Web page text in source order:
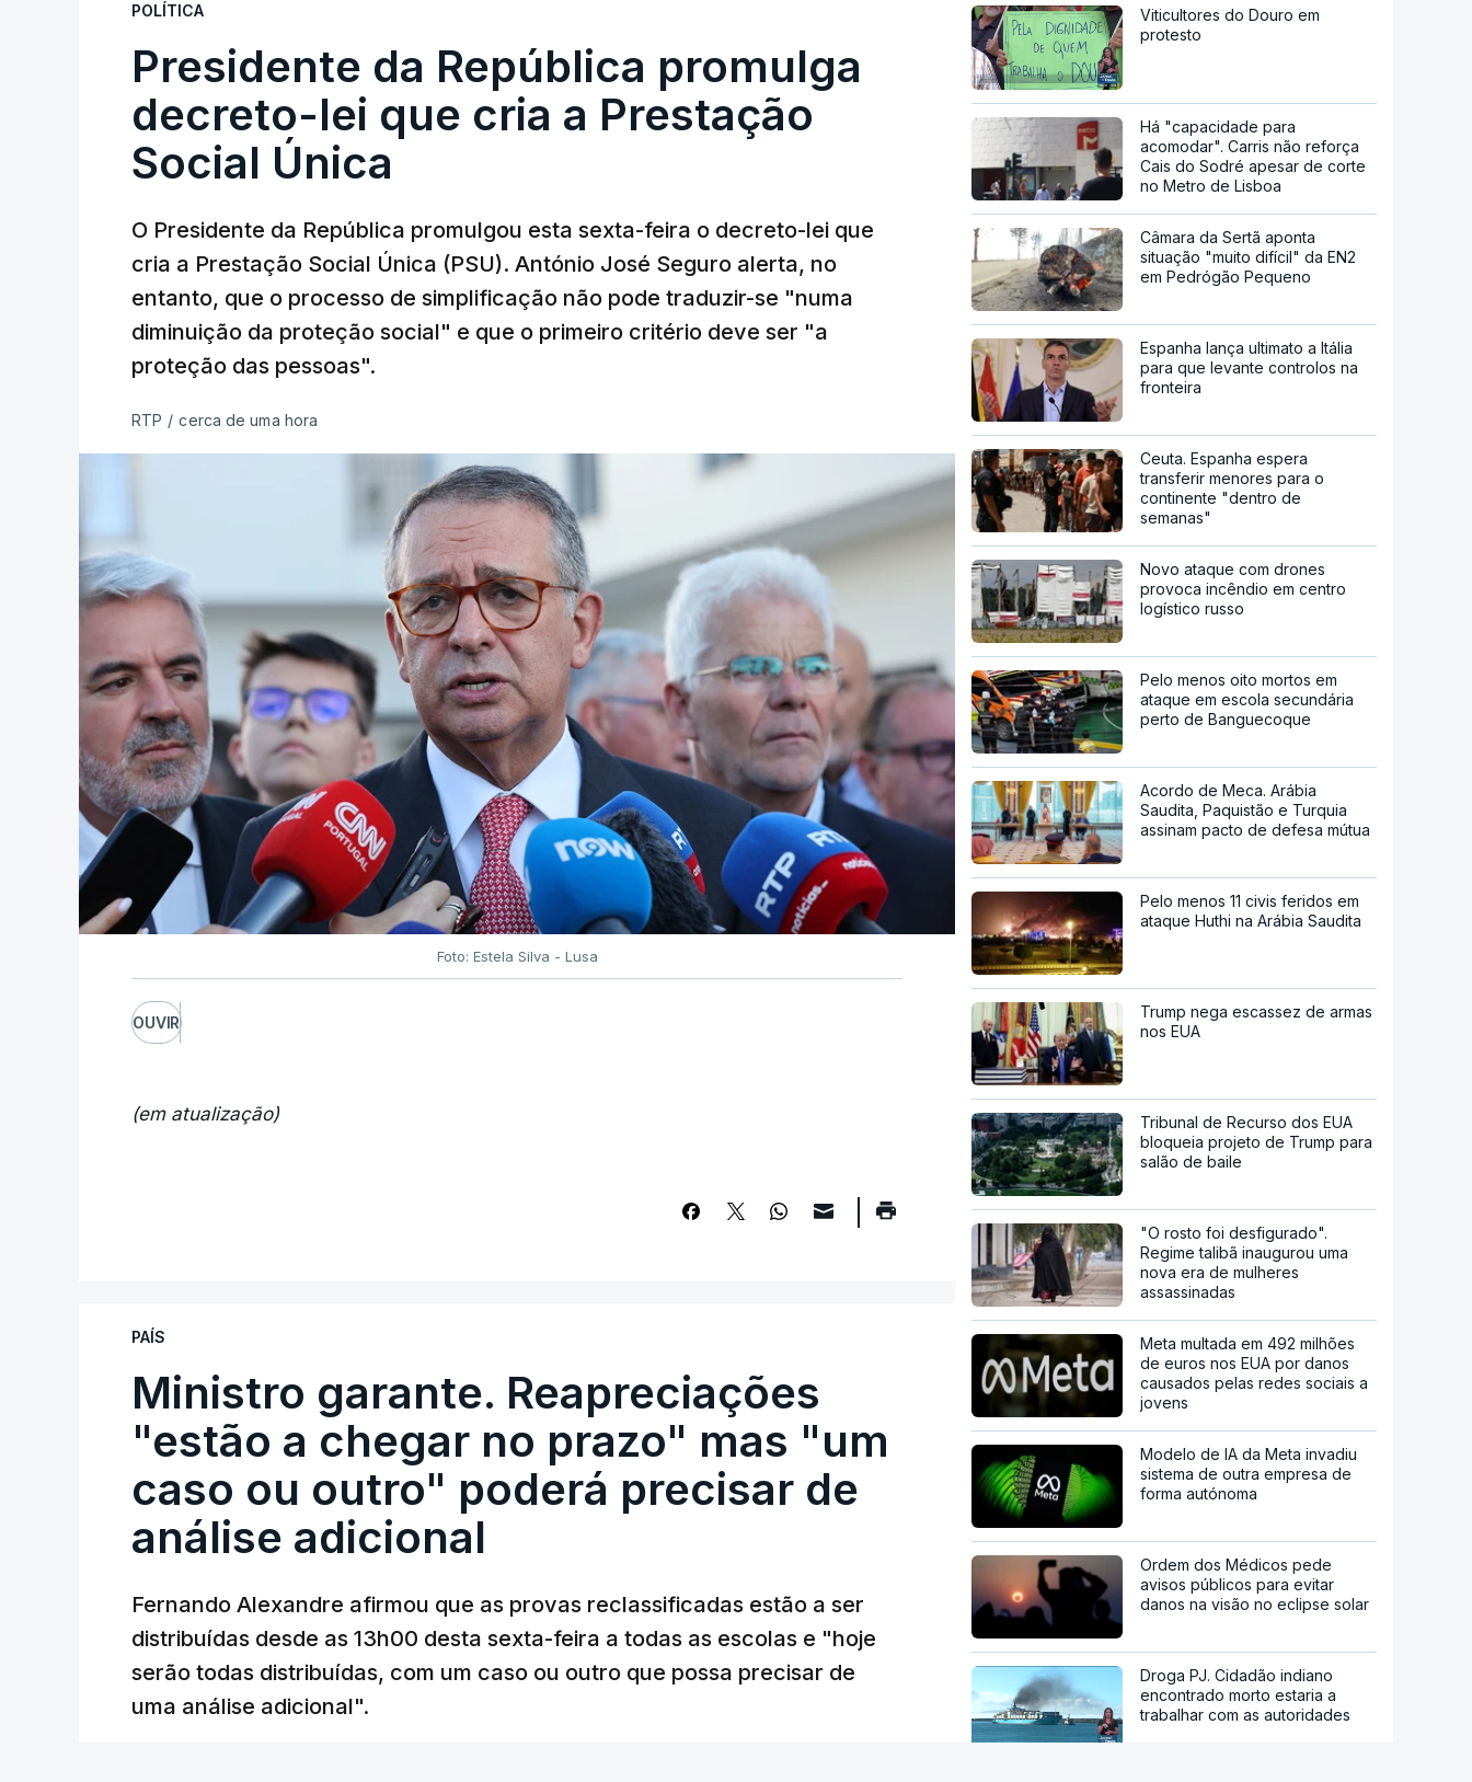
POLÍTICA
Presidente da República promulga
decreto-lei que cria a Prestação
Social Única
O Presidente da República promulgou esta sexta-feira o decreto-lei que
cria a Prestação Social Única (PSU). António José Seguro alerta, no
entanto, que o processo de simplificação não pode traduzir-se "numa
diminuição da proteção social" e que o primeiro critério deve ser "a
proteção das pessoas".
RTP / cerca de uma hora
Foto: Estela Silva - Lusa
OUVIR
(em atualização)
PAÍS
Ministro garante. Reapreciações
"estão a chegar no prazo" mas "um
caso ou outro" poderá precisar de
análise adicional
Fernando Alexandre afirmou que as provas reclassificadas estão a ser
distribuídas desde as 13h00 desta sexta-feira a todas as escolas e "hoje
serão todas distribuídas, com um caso ou outro que possa precisar de
uma análise adicional".
Viticultores do Douro em
protesto
Há "capacidade para
acomodar". Carris não reforça
Cais do Sodré apesar de corte
no Metro de Lisboa
Câmara da Sertã aponta
situação "muito difícil" da EN2
em Pedrógão Pequeno
Espanha lança ultimato a Itália
para que levante controlos na
fronteira
Ceuta. Espanha espera
transferir menores para o
continente "dentro de
semanas"
Novo ataque com drones
provoca incêndio em centro
logístico russo
Pelo menos oito mortos em
ataque em escola secundária
perto de Banguecoque
Acordo de Meca. Arábia
Saudita, Paquistão e Turquia
assinam pacto de defesa mútua
Pelo menos 11 civis feridos em
ataque Huthi na Arábia Saudita
Trump nega escassez de armas
nos EUA
Tribunal de Recurso dos EUA
bloqueia projeto de Trump para
salão de baile
"O rosto foi desfigurado".
Regime talibã inaugurou uma
nova era de mulheres
assassinadas
Meta multada em 492 milhões
de euros nos EUA por danos
causados pelas redes sociais a
jovens
Modelo de IA da Meta invadiu
sistema de outra empresa de
forma autónoma
Ordem dos Médicos pede
avisos públicos para evitar
danos na visão no eclipse solar
Droga PJ. Cidadão indiano
encontrado morto estaria a
trabalhar com as autoridades